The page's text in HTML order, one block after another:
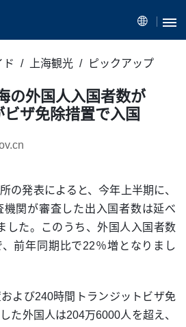
ド 上海観光 ピックアップ
の外国人入国者数が
ザ免除措置で入国
の発表によると、今年上半期に、
機関が審査した出入国者数は延べ
した。このうち、外国人入国者数
前年同期比で22％増となりまし
よび240時間トランジットビザ免
た外国人は204万6000人を超え、